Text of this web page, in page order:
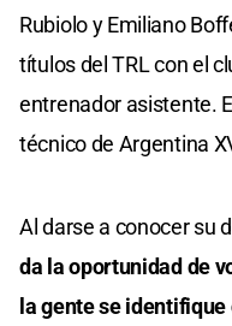
Rubiolo y Emiliano
títulos del TRL con el
entrenador asistente.
técnico de Argentina
Al darse a conocer su
da la oportunidad de
la gente se